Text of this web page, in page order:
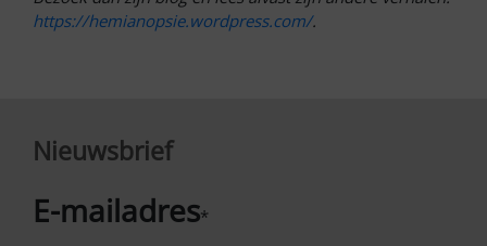
https://hemianopsie.wordpress.com/.
Nieuwsbrief
E-mailadres*